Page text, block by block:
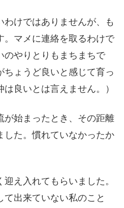
けではありませんが、も
。マメに連絡を取るわけで
のやりとりもまちまちで
ょうど良いと感じて育っ
良いとは言えません。）
が始まったとき、その距離
した。慣れていなかったか
え入れてもらいました。
出来ていない私のこと